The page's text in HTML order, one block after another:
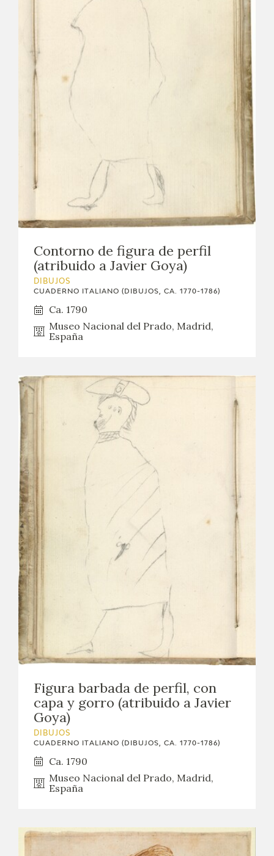
Contorno de figura de perfil
(atribuido a Javier Goya)
DIBUJOS
CUADERNO ITALIANO (DIBUJOS, CA. 1770-1786)
Ca. 1790
Museo Nacional del Prado, Madrid,
España
Figura barbada de perfil, con
capa y gorro (atribuido a Javier
Goya)
DIBUJOS
CUADERNO ITALIANO (DIBUJOS, CA. 1770-1786)
Ca. 1790
Museo Nacional del Prado, Madrid,
España